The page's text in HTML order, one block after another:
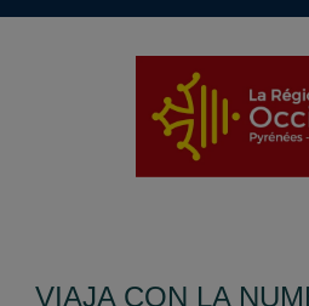
VIAJA CON LA